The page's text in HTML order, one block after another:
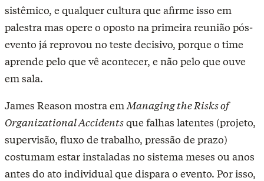
sistêmico, e qualquer cultura que afirme isso em
palestra mas opere o oposto na primeira reunião pós-
evento já reprovou no teste decisivo, porque o time
aprende pelo que vê acontecer, e não pelo que ouve
em sala.
James Reason mostra em Managing the Risks of
Organizational Accidentsque falhas latentes (projeto,
supervisão, fluxo de trabalho, pressão de prazo)
costumam estar instaladas no sistema meses ou anos
antes do ato individual que dispara o evento. Por isso,